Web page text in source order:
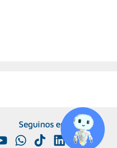
Seguinos en